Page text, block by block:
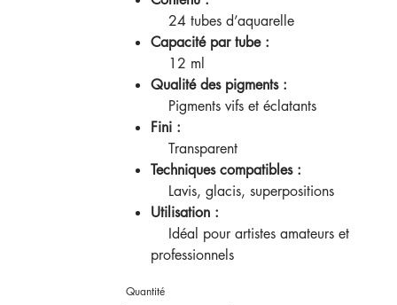
24 tubes d’aquarelle
Capacité par tube :
12 ml
Qualité des pigments :
Pigments vifs et éclatants
Fini :
Transparent
Techniques compatibles :
Lavis, glacis, superpositions
Utilisation :
Idéal pour artistes amateurs et
professionnels
Quantité